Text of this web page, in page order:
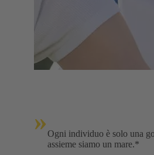
»Ogni individuo è solo una
assieme siamo un mare.*